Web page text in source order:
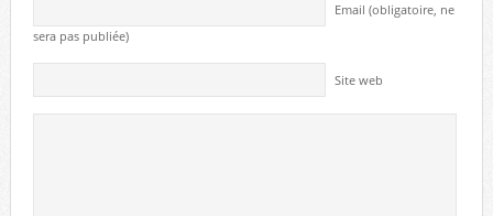
Email (obligatoire, ne
sera pas publiée)
Site web